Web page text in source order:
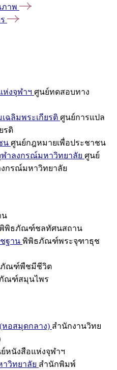
ภาพ
ห่งจุฬาฯ ศูนย์ทดสอบทาง
ฉลิมพระเกียรติ ศูนย์การแปล
รติ
น ศูนย์กฎหมายเพื่อประชาชน
าลงกรณ์มหาวิทยาลัย ศูนย์
กรณ์มหาวิทยาลัย
น
พิธภัณฑ์ชลทัศนสถาน
ฐาน พิพิธภัณฑ์พระจุฑาธุช
ณฑ์พืชมีชีวิต
ณฑ์สมุนไพร
หอสมุดกลาง) สำนักงานวิทย
หนังสือแห่งจุฬาฯ
วิทยาลัย สำนักพิมพ์